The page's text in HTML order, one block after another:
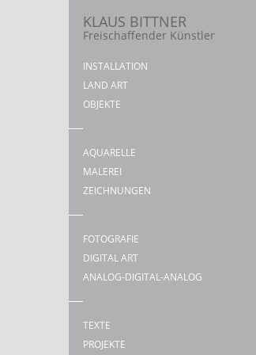
KLAUS BITTNER
Freischaffender Künstler
INSTALLATION
LAND ART
OBJEKTE
AQUARELLE
MALEREI
ZEICHNUNGEN
FOTOGRAFIE
DIGITAL ART
ANALOG-DIGITAL-ANALOG
TEXTE
PROJEKTE